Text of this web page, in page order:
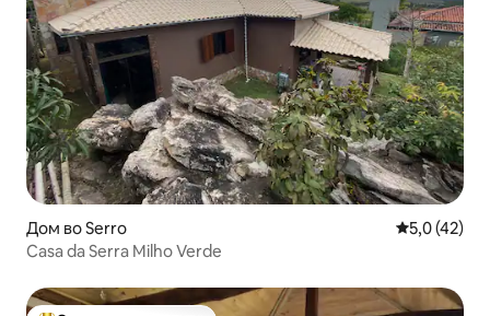
Дом во Serro Просечна
5,0 (42)
Casa da Serra Milho Verde